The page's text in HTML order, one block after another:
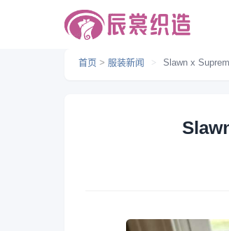
首页 > 服装新闻 > Slawn x